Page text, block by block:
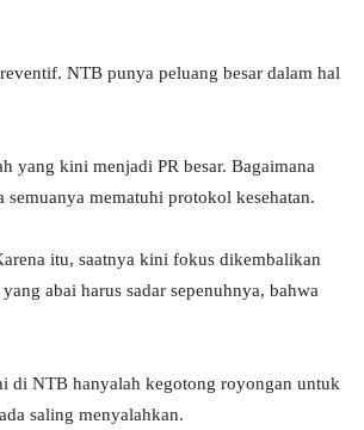
NTB punya peluang besar dalam hal
yang kini menjadi PR besar. Bagaimana
mematuhi protokol kesehatan.
itu, saatnya kini fokus dikembalikan
abai harus sadar sepenuhnya, bahwa
di NTB hanyalah kegotong royongan untuk
saling menyalahkan.